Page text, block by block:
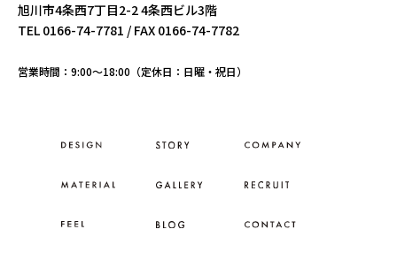
旭川市4条西7丁目2-2 4条西ビル3階
TEL 0166-74-7781 / FAX 0166-74-7782
営業時間：9:00〜18:00（定休日：日曜・祝日）